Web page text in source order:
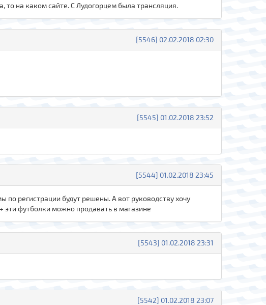
то на каком сайте. С Лудогорцем была трансляция.
[5546] 02.02.2018 02:30
[5545] 01.02.2018 23:52
[5544] 01.02.2018 23:45
по регистрации будут решены. А вот руководству хочу
эти футболки можно продавать в магазине
[5543] 01.02.2018 23:31
[5542] 01.02.2018 23:07